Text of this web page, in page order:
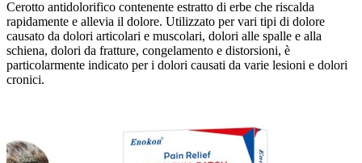
Cerotto antidolorifico contenente estratto di erbe che riscalda
rapidamente e allevia il dolore. Utilizzato per vari tipi di dolore
causato da dolori articolari e muscolari, dolori alle spalle e alla
schiena, dolori da fratture, congelamento e distorsioni, è
particolarmente indicato per i dolori causati da varie lesioni e dolori
cronici.